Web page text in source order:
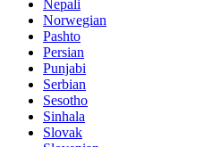
Nepali
Norwegian
Pashto
Persian
Punjabi
Serbian
Sesotho
Sinhala
Slovak